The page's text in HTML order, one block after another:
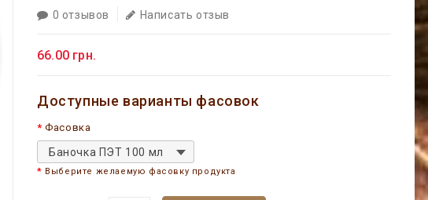
0 отзывов Написать отзыв
66.00 грн.
Доступные варианты фасовок
Фасовка
Баночка ПЭТ 100 мл
Выберите желаемую фасовку продукта